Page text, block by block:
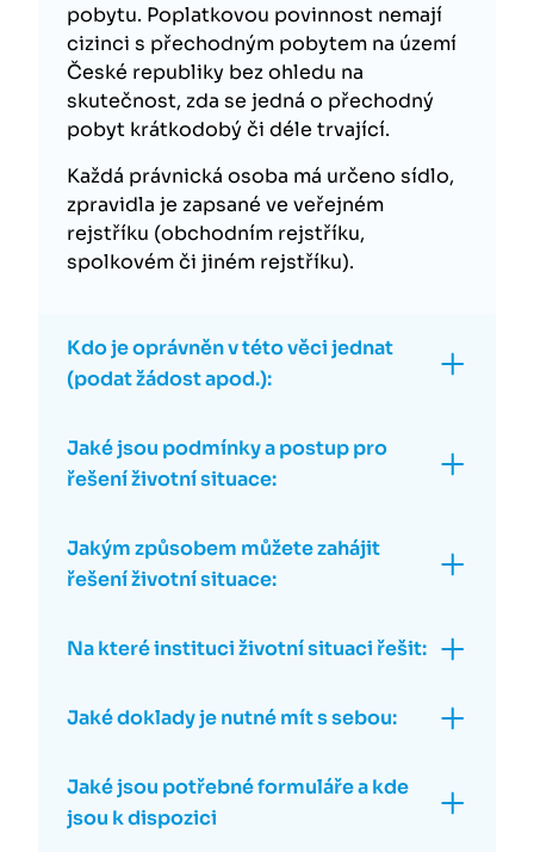
pobytu. Poplatkovou povinnost nemají
cizinci s přechodným pobytem na území
České republiky bez ohledu na
skutečnost, zda se jedná o přechodný
pobyt krátkodobý či déle trvající.
Každá právnická osoba má určeno sídlo,
zpravidla je zapsané ve veřejném
rejstříku (obchodním rejstříku,
spolkovém či jiném rejstříku).
Kdo je oprávněn v této věci jednat
(podat žádost apod.):
Jaké jsou podmínky a postup pro
řešení životní situace:
Jakým způsobem můžete zahájit
řešení životní situace:
Na které instituci životní situaci řešit:
Jaké doklady je nutné mít s sebou:
Jaké jsou potřebné formuláře a kde
jsou k dispozici